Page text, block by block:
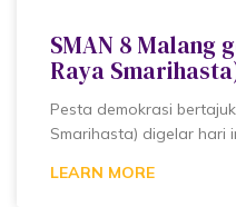
SMAN 8 Malang
Raya
Pesta demokrasi
Smarihasta) digelar hari
LEARN MORE